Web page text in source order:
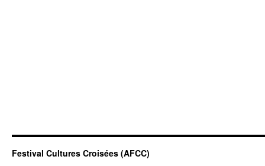
Festival Cultures Croisées (AFCC)